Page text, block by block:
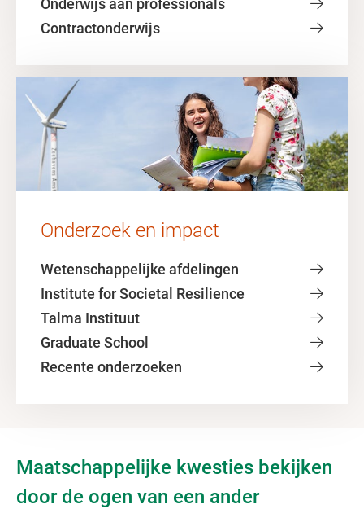
Onderwijs aan professionals
Contractonderwijs
Onderzoek en impact
Wetenschappelijke afdelingen
Institute for Societal Resilience
Talma Instituut
Graduate School
Recente onderzoeken
Maatschappelijke kwesties bekijken
door de ogen van een ander